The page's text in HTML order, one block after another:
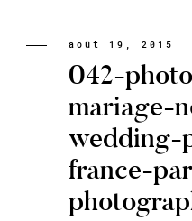
Portfolio
A PROPOS CORALIE
Contact
août 19, 2015
042-
mariage-
wedding-
france-